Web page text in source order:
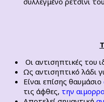
Οι αντισηπτικές του
Ως αντισηπτικό λάδι
Είναι επίσης θαυμάσιο
τις άφθες, την